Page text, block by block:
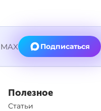
Подписаться
Полезное
Статьи